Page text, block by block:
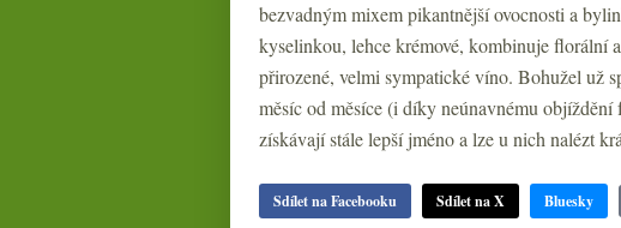
bezvadným mixem pikantnější ovocnosti a
kyselinkou, lehce krémové, kombinuje florální
přirozené, velmi sympatické víno. Bohužel už
měsíc od měsíce (i díky neúnavnému
získávají stále lepší jméno a lze u nich nalézt
Sdílet na Facebooku Sdílet na X Bluesky